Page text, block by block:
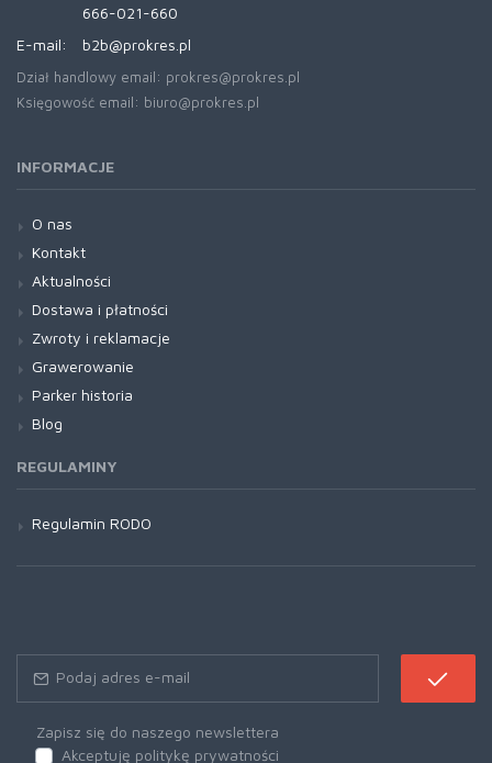
666-021-660
E-mail:
b2b@prokres.pl
Dział handlowy email: prokres@prokres.pl
Księgowość email: biuro@prokres.pl
INFORMACJE
O nas
Kontakt
Aktualności
Dostawa i płatności
Zwroty i reklamacje
Grawerowanie
Parker historia
Blog
REGULAMINY
Regulamin RODO
Zapisz się do naszego newslettera
Akceptuję politykę prywatności